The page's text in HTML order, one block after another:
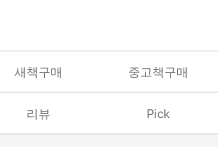
새책구매 중고책구매
리뷰 Pick